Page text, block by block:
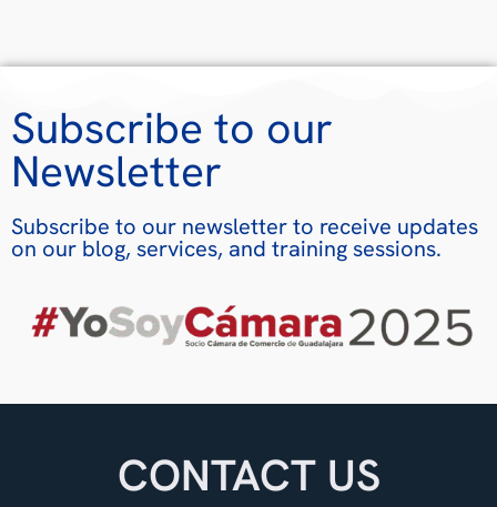
Subscribe to our
Newsletter
Subscribe to our newsletter to receive updates
on our blog, services, and training sessions.
CONTACT US